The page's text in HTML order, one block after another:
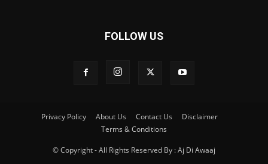
FOLLOW US
Privacy Policy About Us Contact Us
Disclaimer
Terms & Conditions
© Copyright - All Rights Reserved By : Aj Di Awaaj